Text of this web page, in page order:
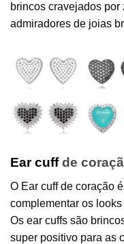
brincos cravejados
admiradores de joias
Ear cuffde
O Ear cuff de coração
complementar os
Os ear cuffs são
super positivo para as